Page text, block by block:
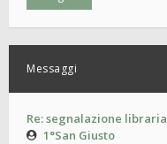
Messaggi
Re: segnalazione libraria
1°San Giusto